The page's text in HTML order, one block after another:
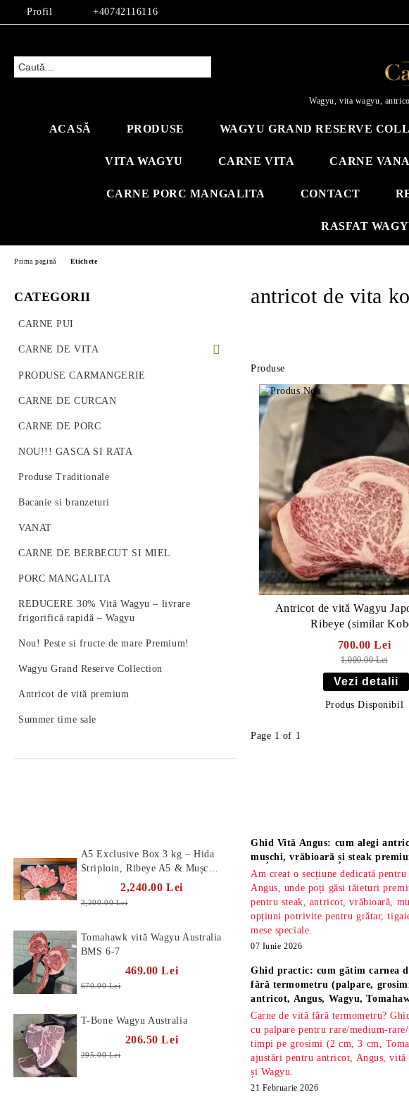
Profil +40742116116
Wagyu, vita wagyu,
ACASĂ PRODUSE WAGYU GRAND RESERVE
VITA WAGYU CARNE VITA CARNE
CARNE PORC MANGALITA CONTACT
RASFAT
CATEGORII
CARNE PUI
CARNE DE VITA
PREMIUM BEEF STEAK
VITA ROMANEASCA
VITA WAGYU
Vită Angus Premium
PRODUSE CARMANGERIE
CARNE DE CURCAN
CARNE DE PORC
NOU!!! GASCA SI RATA
Produse Traditionale
Bacanie si branzeturi
VANAT
CARNE DE BERBECUT SI MIEL
PORC MANGALITA
REDUCERE 30% Vită Wagyu – livrare
frigorifică rapidă – Wagyu
Nou! Peste si fructe de mare Premium!
Wagyu Grand Reserve Collection
Antricot de vită premium
Summer time sale
Prima pagină Etichete
antricot de vita
Produse
Antricot de vită Wagyu
Ribeye (similar
700.00 Lei
1,000.00 Lei
Vezi detalii
Produs Disponibil
Page 1 of 1
A5 Exclusive Box 3 kg – Hida
Striploin, Ribeye A5 & Mușchi
2,240.00 Lei
3,200.00 Lei
Tomahawk vită Wagyu Australia
BMS 6-7
469.00 Lei
670.00 Lei
T-Bone Wagyu Australia
206.50 Lei
295.00 Lei
Ghid Vită Angus: cum alegi
mușchi, vrăbioară și steak
Am creat o secțiune dedicată
Angus, unde poți găsi tăieturi
pentru steak, antricot, vrăbioară,
opțiuni potrivite pentru grătar,
mese speciale.
07 Iunie 2026
Ghid practic: cum gătim carnea
fără termometru (palpare,
antricot, Angus, Wagyu,
Carne de vită fără termometru?
cu palpare pentru rare/medium-
timpi pe grosimi (2 cm, 3 cm,
ajustări pentru antricot, Angus, vită
și Wagyu.
21 Februarie 2026